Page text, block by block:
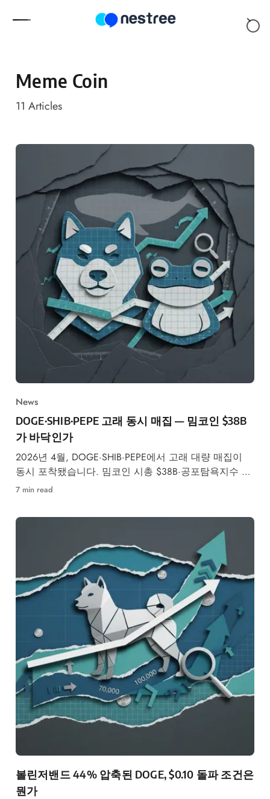
Meme Coin
11 Articles
News
DOGE·SHIB·PEPE 고래 동시 매집 — 밈코인 $38B
가 바닥인가
2026년 4월, DOGE·SHIB·PEPE에서 고래 대량 매집이
동시 포착됐습니다. 밈코인 시총 $38B·공포탐욕지수 26
회복 속 반등 가능성을 기술적으로 분석합니다.
7 min read
볼린저밴드 44% 압축된 DOGE, $0.10 돌파 조건은
뭔가